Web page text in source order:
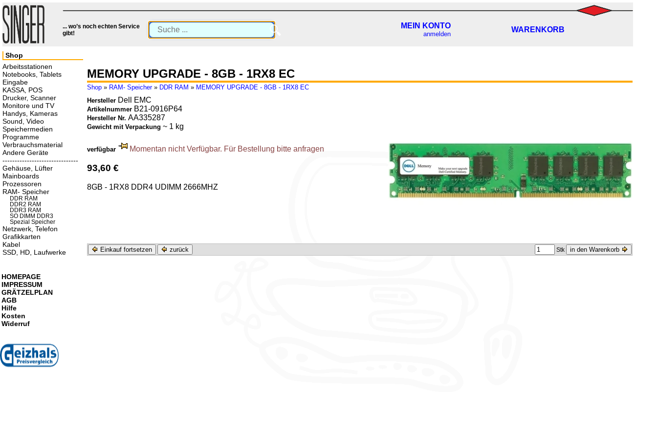
... wo’s noch echten Service
gibt!
🔍 MEIN KONTO
anmelden
WARENKORB
MEMORY UPGRADE - 8GB - 1RX8 EC
Shop » RAM- Speicher» DDR RAM » MEMORY UPGRADE - 8GB - 1RX8 EC
Hersteller Dell EMC
Artikelnummer B21-0916P64
Hersteller Nr. AA335287
Gewicht mit Verpackung ~ 1 kg
verfügbar Momentan nicht Verfügbar. Für Bestellung bitte anfragen
93,60 €
8GB - 1RX8 DDR4 UDIMM 2666MHZ
Einkauf fortsetzen zurück Stk in den Warenkorb
Shop
Arbeitsstationen
Notebooks, Tablets
Eingabe
KASSA, POS
Drucker, Scanner
Monitore und TV
Handys, Kameras
Sound, Video
Speichermedien
Programme
Verbrauchsmaterial
Andere Geräte
-------------------------------
Gehäuse, Lüfter
Mainboards
Prozessoren
RAM- Speicher
DDR RAM
DDR2 RAM
DDR3 RAM
SO DIMM DDR3
Spezial Speicher
Netzwerk, Telefon
Grafikkarten
Kabel
SSD, HD, Laufwerke
HOMEPAGE
IMPRESSUM
GRÄTZELPLAN
AGB
Hilfe
Kosten
Widerruf